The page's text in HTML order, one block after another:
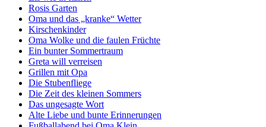
Rosis Garten
Oma und das „kranke“ Wetter
Kirschenkinder
Oma Wolke und die faulen Früchte
Ein bunter Sommertraum
Greta will verreisen
Grillen mit Opa
Die Stubenfliege
Die Zeit des kleinen Sommers
Das ungesagte Wort
Alte Liebe und bunte Erinnerungen